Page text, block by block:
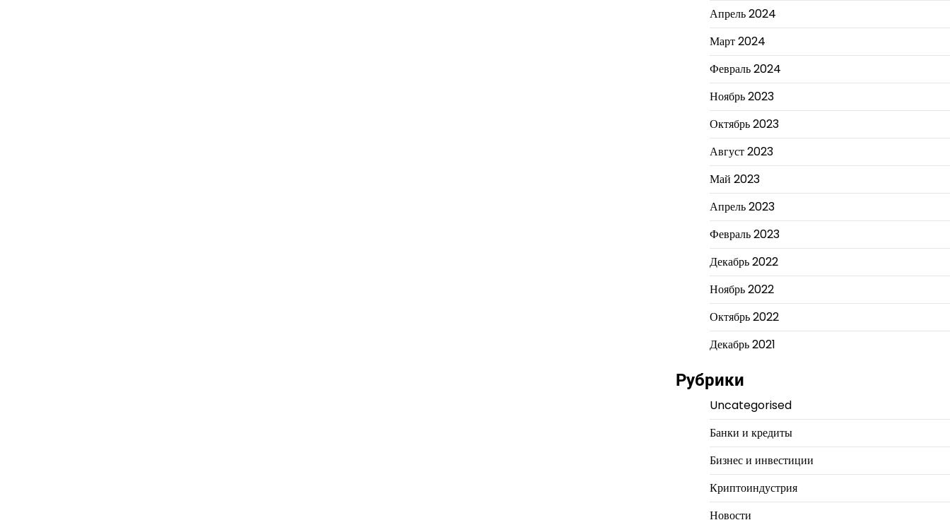
Апрель 2024
Март 2024
Февраль 2024
Ноябрь 2023
Октябрь 2023
Август 2023
Май 2023
Апрель 2023
Февраль 2023
Декабрь 2022
Ноябрь 2022
Октябрь 2022
Декабрь 2021
Рубрики
Uncategorised
Банки и кредиты
Бизнес и инвестиции
Криптоиндустрия
Новости